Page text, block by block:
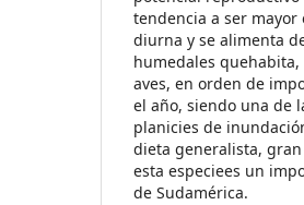
tendencia a ser mayor
diurna y se alimenta
humedales
aves, en orden de
el año, siendo una de
planicies de
dieta generalista,
esta especiees un
de Sudamérica.